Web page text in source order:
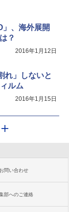
、海外展開
？
2016年1月12日
れ」しないと
ルム
2016年1月15日
お問い合わせ
部へのご連絡